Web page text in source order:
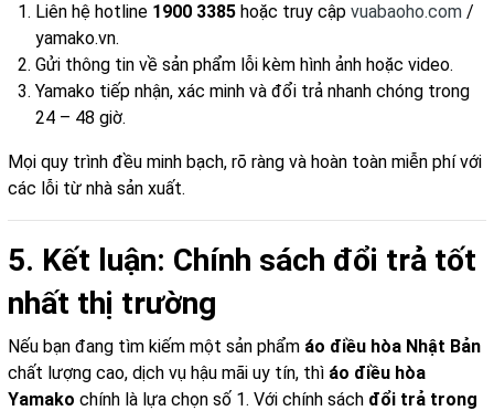
Liên hệ hotline 1900 3385 hoặc truy cập vuabaoho.com /
yamako.vn.
Gửi thông tin về sản phẩm lỗi kèm hình ảnh hoặc video.
Yamako tiếp nhận, xác minh và đổi trả nhanh chóng trong
24 – 48 giờ.
Mọi quy trình đều minh bạch, rõ ràng và hoàn toàn miễn phí với
các lỗi từ nhà sản xuất.
5. Kết luận: Chính sách đổi trả tốt
nhất thị trường
Nếu bạn đang tìm kiếm một sản phẩm áo điều hòa Nhật Bản
chất lượng cao, dịch vụ hậu mãi uy tín, thì áo điều hòa
Yamako chính là lựa chọn số 1. Với chính sách đổi trả trong